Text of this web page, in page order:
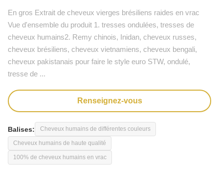
En gros Extrait de cheveux vierges brésiliens raides en vrac
Vue d'ensemble du produit 1. tresses ondulées, tresses de
cheveux humains2. Remy chinois, Inidan, cheveux russes,
cheveux brésiliens, cheveux vietnamiens, cheveux bengali,
cheveux pakistanais pour faire le style euro STW, ondulé,
tresse de ...
Renseignez-vous
Balises: Cheveux humains de différentes couleurs
Cheveux humains de haute qualité
100% de cheveux humains en vrac